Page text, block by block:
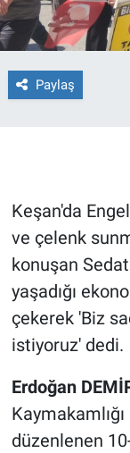
Paylaş
Keşan'da
ve çelenk
konuşan
yaşadığı
çekerek 'Biz
istiyoruz' dedi.
Erdoğan
düzenlenen